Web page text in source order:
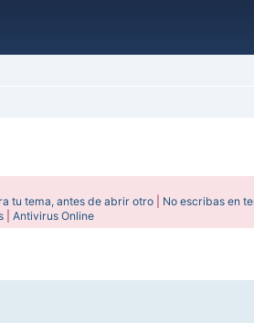
tu tema, antes de abrir otro
No escribas en
|Antivirus Online